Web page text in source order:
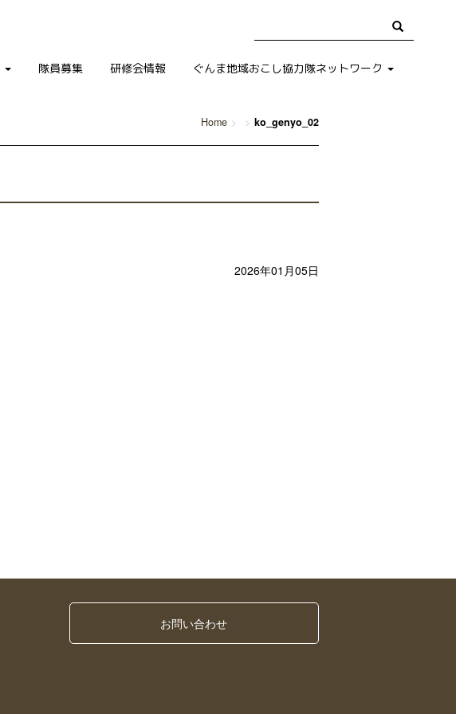
隊員募集 研修会情報 ぐんま地域おこし協力隊ネットワーク
Home ko_genyo_02
2026年01月05日
お問い合わせ